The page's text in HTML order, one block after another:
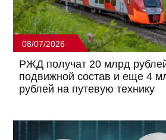
08/07/2026
РЖД получат 20 млрд
подвижной состав и еще 4
рублей на путевую технику